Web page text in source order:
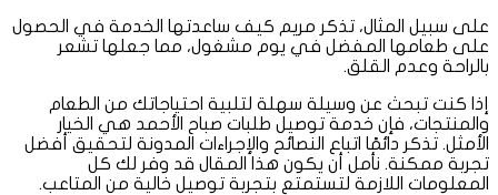
على سبيل المثال، تذكر مريم كيف ساعدتها الخدمة في الحصول
على طعامها المفضل في يوم مشغول، مما جعلها تشعر
بالراحة وعدم القلق.
إذا كنت تبحث عن وسيلة سهلة لتلبية احتياجاتك من الطعام
والمنتجات، فإن خدمة توصيل طلبات صباح الأحمد هي الخيار
الأمثل. تذكر دائمًا اتباع النصائح والإجراءات المدونة لتحقيق أفضل
تجربة ممكنة. نأمل أن يكون هذا المقال قد وفر لك كل
المعلومات اللازمة لتستمتع بتجربة توصيل خالية من المتاعب.